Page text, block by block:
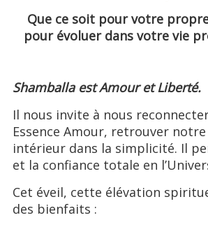
Que ce soit pour votre
pour évoluer dans votre vie
Shamballa est Amour et Liberté.
Il nous invite à nous
Essence Amour, retrouver
intérieur dans la simplicité. Il
et la confiance totale en
Cet éveil, cette élévation
des bienfaits :